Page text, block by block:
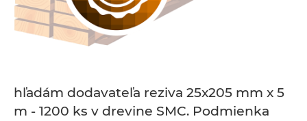
hľadám dodavateľa reziva 25x205 mm x 5
m - 1200 ks v drevine SMC. Podmienka